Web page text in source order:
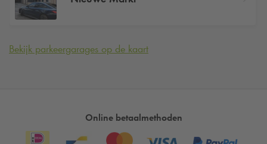
Bekijk parkeergarages op de kaart
Online betaalmethoden